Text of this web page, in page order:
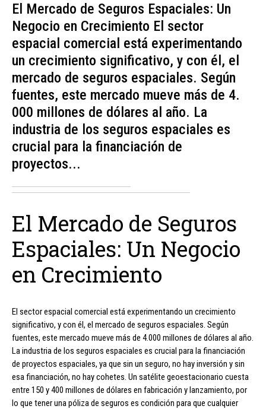
El Mercado de Seguros Espaciales: Un
Negocio en Crecimiento El sector
espacial comercial está experimentando
un crecimiento significativo, y con él, el
mercado de seguros espaciales. Según
fuentes, este mercado mueve más de 4.
000 millones de dólares al año. La
industria de los seguros espaciales es
crucial para la financiación de
proyectos...
El Mercado de Seguros
Espaciales: Un Negocio
en Crecimiento
El sector espacial comercial está experimentando un crecimiento
significativo, y con él, el mercado de seguros espaciales. Según
fuentes, este mercado mueve más de 4.000 millones de dólares al año.
La industria de los seguros espaciales es crucial para la financiación
de proyectos espaciales, ya que sin un seguro, no hay inversión y sin
esa financiación, no hay cohetes. Un satélite geoestacionario cuesta
entre 150 y 400 millones de dólares en fabricación y lanzamiento, por
lo que tener una póliza de seguros es condición para que cualquier